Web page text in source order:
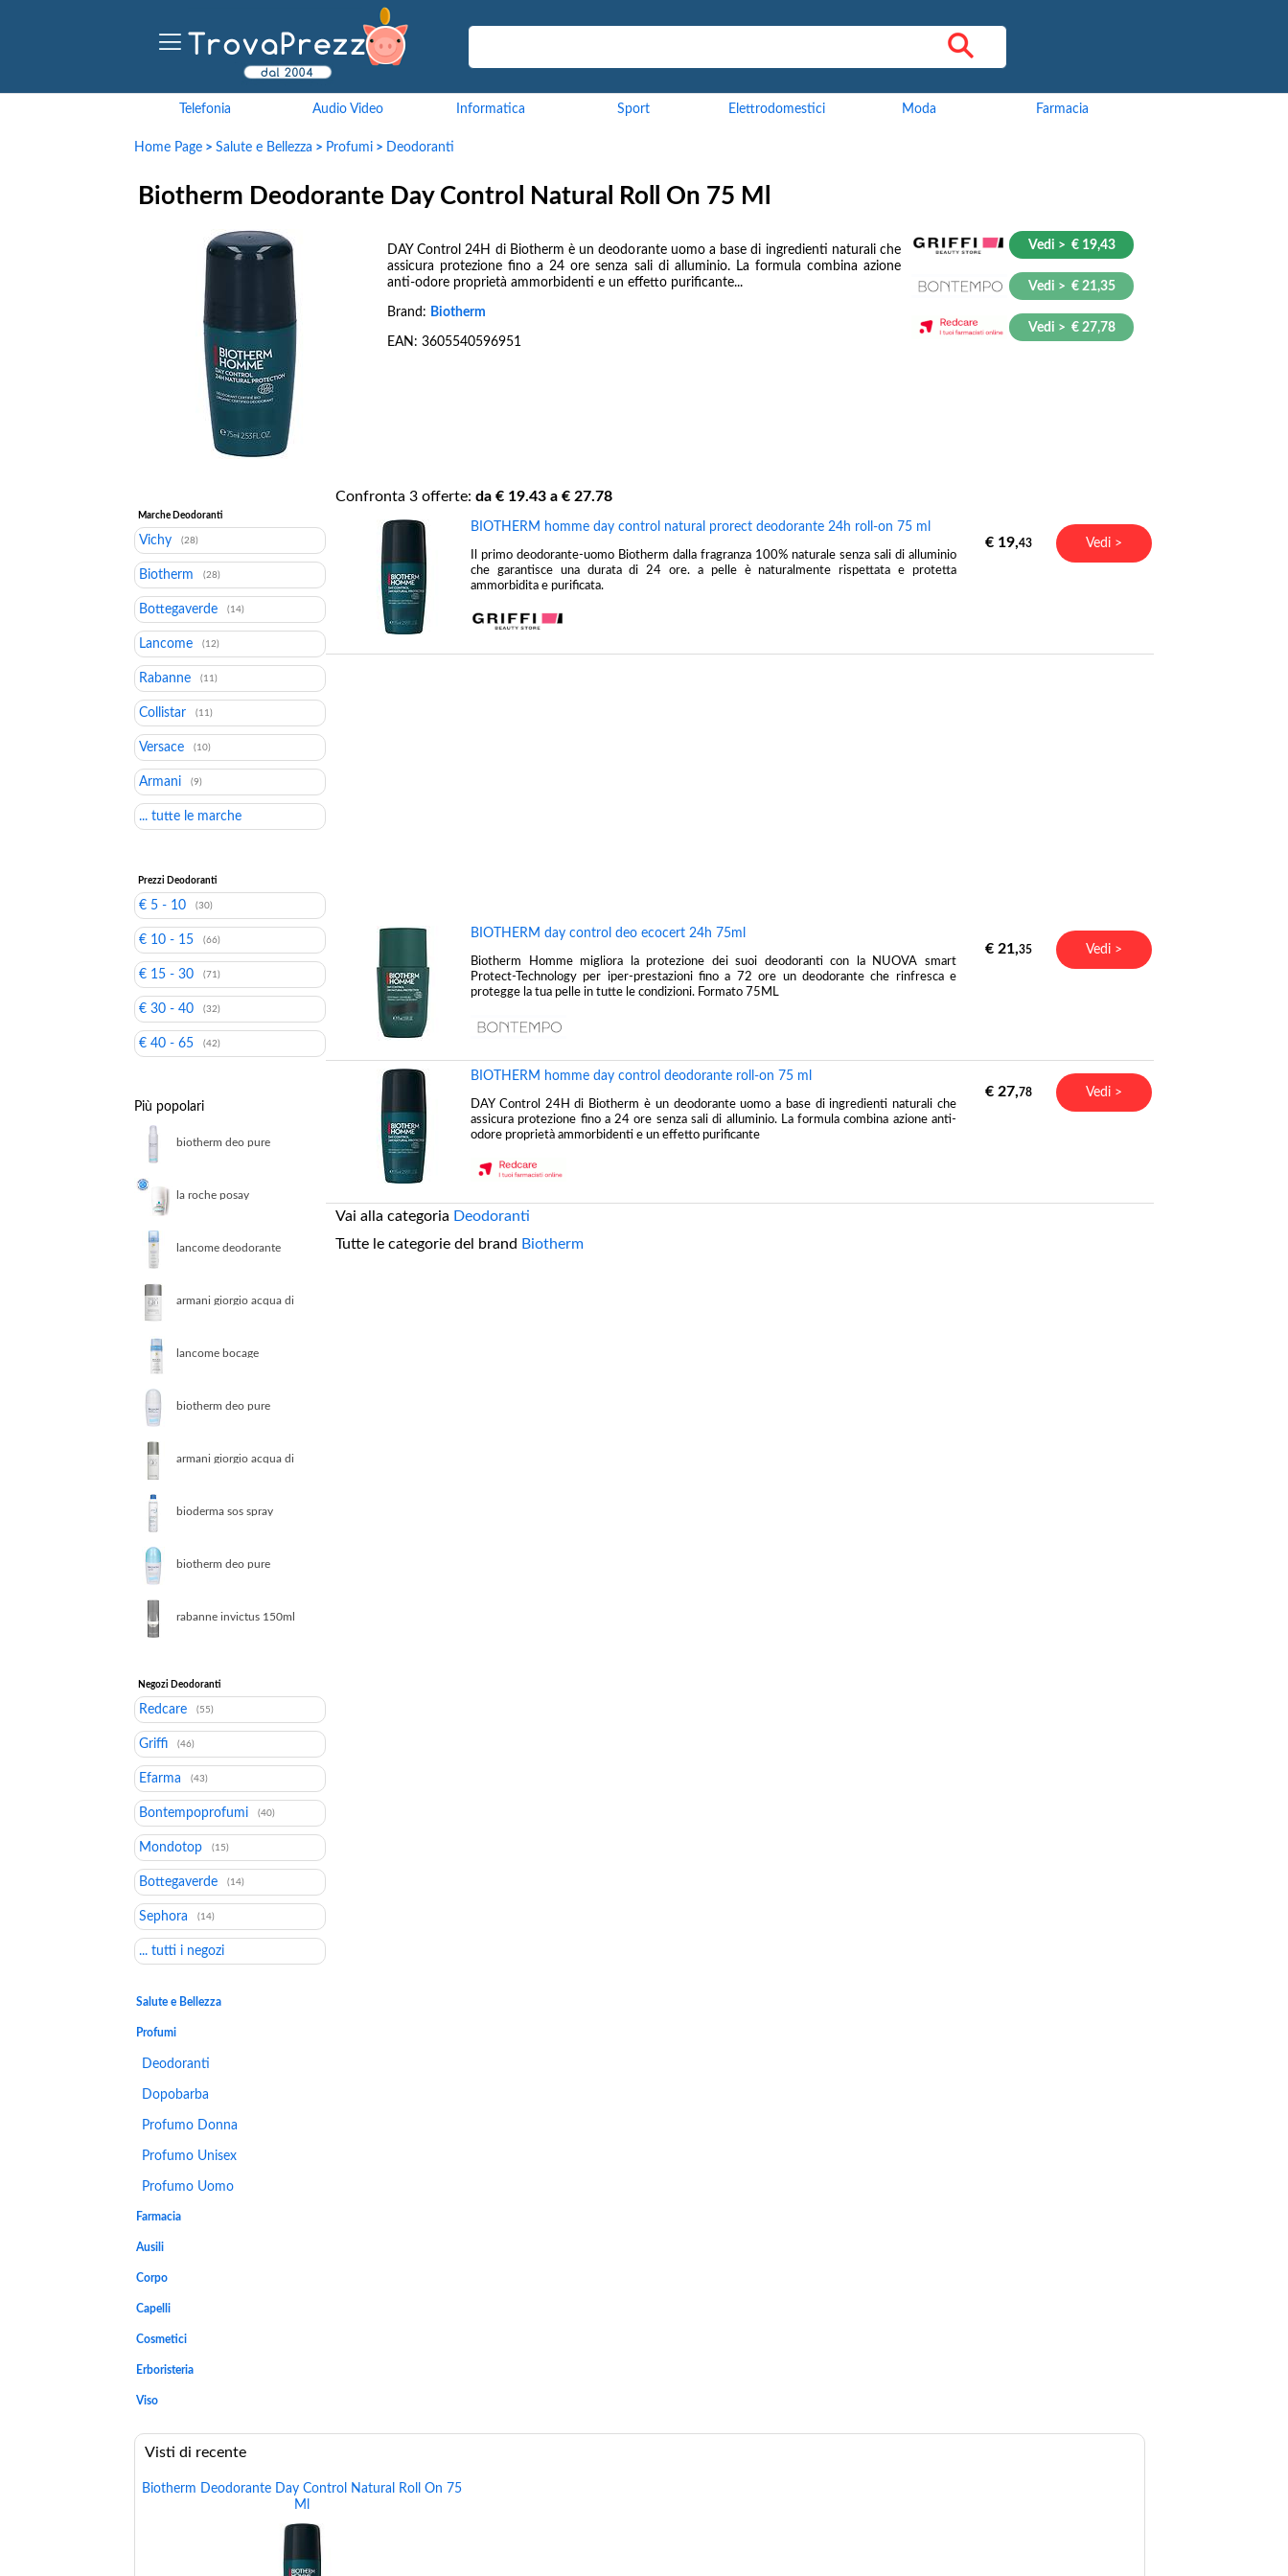
Telefonia Audio Video Informatica Sport Elettrodomestici Moda Farmacia
Home Page > Salute e Bellezza > Profumi > Deodoranti
Biotherm Deodorante Day Control Natural Roll On 75 Ml
DAY Control 24H di Biotherm è un deodorante uomo a base di ingredienti naturali che
assicura protezione fino a 24 ore senza sali di alluminio. La formula combina azione
anti-odore proprietà ammorbidenti e un effetto purificante...
Brand: Biotherm
EAN: 3605540596951
Vedi > € 19,43
Vedi > € 21,35
Vedi > € 27,78
Marche Deodoranti
Vichy (28)
Biotherm (28)
Bottegaverde (14)
Lancome (12)
Rabanne (11)
Collistar (11)
Versace (10)
Armani (9)
... tutte le marche
Prezzi Deodoranti
€ 5 - 10 (30)
€ 10 - 15 (66)
€ 15 - 30 (71)
€ 30 - 40 (32)
€ 40 - 65 (42)
Più popolari
biotherm deo pure
la roche posay
lancome deodorante
armani giorgio acqua di
lancome bocage
biotherm deo pure
armani giorgio acqua di
bioderma sos spray
biotherm deo pure
rabanne invictus 150ml
Negozi Deodoranti
Redcare (55)
Griffi (46)
Efarma (43)
Bontempoprofumi (40)
Mondotop (15)
Bottegaverde (14)
Sephora (14)
... tutti i negozi
Salute e Bellezza
Profumi
Deodoranti
Dopobarba
Profumo Donna
Profumo Unisex
Profumo Uomo
Farmacia
Ausili
Corpo
Capelli
Cosmetici
Erboristeria
Viso
Confronta 3 offerte: da € 19.43 a € 27.78
BIOTHERM homme day control natural prorect deodorante 24h roll-on 75 ml
Il primo deodorante-uomo Biotherm dalla fragranza 100% naturale senza sali di alluminio
che garantisce una durata di 24 ore. a pelle è naturalmente rispettata e protetta
ammorbidita e purificata.
€ 19,43 Vedi >
BIOTHERM day control deo ecocert 24h 75ml
Biotherm Homme migliora la protezione dei suoi deodoranti con la NUOVA smart
Protect-Technology per iper-prestazioni fino a 72 ore un deodorante che rinfresca e
protegge la tua pelle in tutte le condizioni. Formato 75ML
€ 21,35 Vedi >
BIOTHERM homme day control deodorante roll-on 75 ml
DAY Control 24H di Biotherm è un deodorante uomo a base di ingredienti naturali che
assicura protezione fino a 24 ore senza sali di alluminio. La formula combina azione anti-
odore proprietà ammorbidenti e un effetto purificante
€ 27,78 Vedi >
Vai alla categoria Deodoranti
Tutte le categorie del brand Biotherm
Visti di recente
Biotherm Deodorante Day Control Natural Roll On 75
Ml